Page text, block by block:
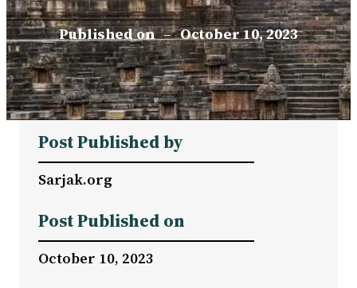
Published on – October 10, 2023
Post Published by
Sarjak.org
Post Published on
October 10, 2023